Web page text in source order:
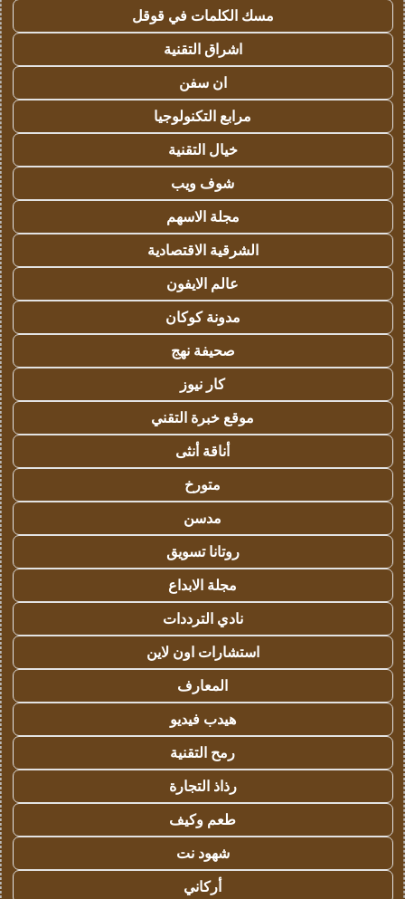
مسك الكلمات في قوقل
اشراق التقنية
ان سفن
مرابع التكنولوجيا
خيال التقنية
شوف ويب
مجلة الاسهم
الشرقية الاقتصادية
عالم الايفون
مدونة كوكان
صحيفة نهج
كار نيوز
موقع خبرة التقني
أناقة أنثى
متورخ
مدسن
روتانا تسويق
مجلة الابداع
نادي الترددات
استشارات اون لاين
المعارف
هيدب فيديو
رمح التقنية
رذاذ التجارة
طعم وكيف
شهود نت
أركاني